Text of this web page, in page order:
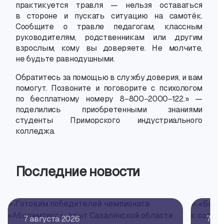
практикуется травля — нельзя оставаться
в стороне и пускать ситуацию на самотёк.
Сообщите о травле педагогам,
классным
руководителям,
родственникам или другим
взрослым, кому вы доверяете. Не молчите,
не будьте равнодушными.
Обратитесь за помощью в службу доверия, и вам
помогут. Позвоните и поговорите с психологом
по бесплатному номеру 8−800−2000−122.» —
поделились приобретенными знаниями
студенты Приморского индустриального
колледжа.
Последние новости
7 августа 2026
7